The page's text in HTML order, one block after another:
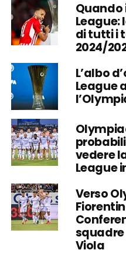
Quando
League:
di tutti i
2024/
L’albo
League
vedere
League
Verso
Viola